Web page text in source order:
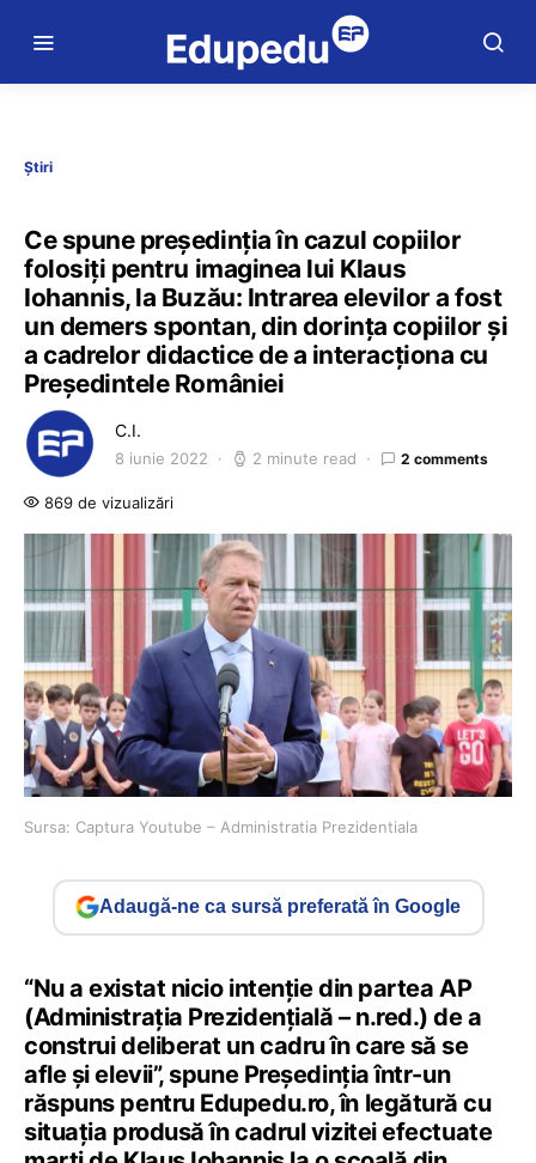
Știri
Ce spune președinția în cazul copiilor
folosiți pentru imaginea lui Klaus
Iohannis, la Buzău: Intrarea elevilor a fost
un demers spontan, din dorința copiilor și
a cadrelor didactice de a interacționa cu
Președintele României
C.I.
8 iunie 2022 2 minute read 2 comments
869 de vizualizări
Sursa: Captura Youtube – Administratia Prezidentiala
Adaugă-ne ca sursă preferată în Google
“Nu a existat nicio intenție din partea AP
(Administrația Prezidențială – n.red.) de a
construi deliberat un cadru în care să se
afle și elevii”, spune Președinția într-un
răspuns pentru Edupedu.ro, în legătură cu
situația produsă în cadrul vizitei efectuate